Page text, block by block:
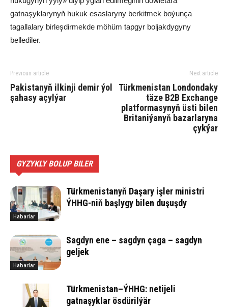
gatnaşyklarynyň hukuk esaslaryny berkitmek boýunça
tagallalary birleşdirmekde möhüm tapgyr boljakdygyny
bellediler.
Previous article
Pakistanyň ilkinji demir ýol
şahasy açylýar
Next article
Türkmenistan Londondaky
täze B2B Exchange
platformasynyň üsti bilen
Britaniýanyň bazarlaryna
çykýar
GYZYKLY BOLUP BILER
Habarlar
Türkmenistanyň Daşary işler ministri
ÝHHG-niň başlygy bilen duşuşdy
Habarlar
Sagdyn ene – sagdyn çaga – sagdyn
geljek
Türkmenistan–ÝHHG: netijeli
gatnaşyklar ösdürilýär